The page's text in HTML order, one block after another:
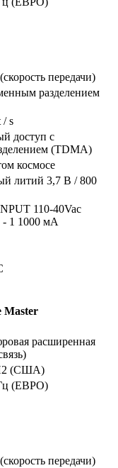
передачи)
разделением
/ s
доступ с
(TDMA)
космосе
литий 3,7 В / 800
110-40Vac
1 1000 мА
Master
расширенная
(США)
(ЕВРО)
передачи)